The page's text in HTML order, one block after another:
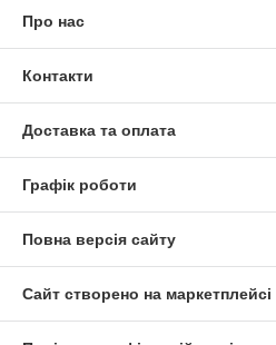
Про нас
Контакти
Доставка та оплата
Графік роботи
Повна версія сайту
Сайт створено на маркетплейсі